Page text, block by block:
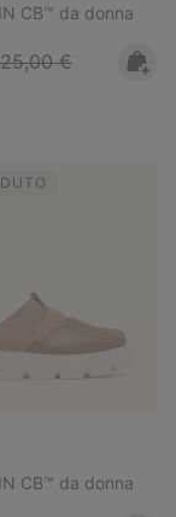
CB™ da donna
price:
€
CB™ da donna